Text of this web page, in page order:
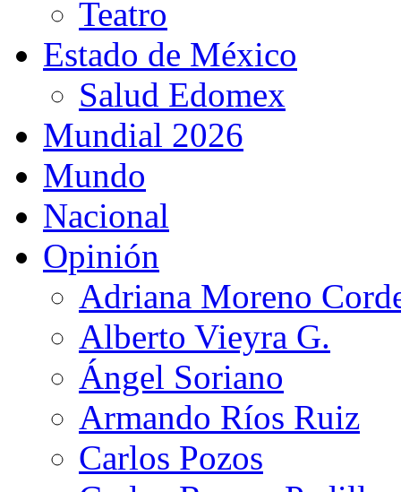
Teatro
Estado de México
Salud Edomex
Mundial 2026
Mundo
Nacional
Opinión
Adriana Moreno
Alberto Vieyra G.
Ángel Soriano
Armando Ríos Ruiz
Carlos Pozos